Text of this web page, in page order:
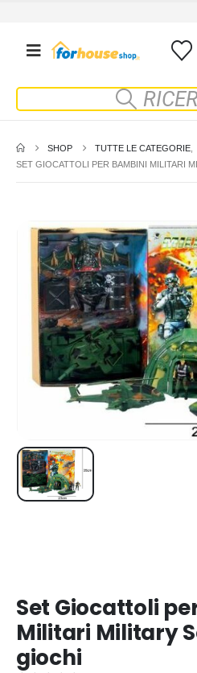
SHOP TUTTE LE CATEGORIE,
SET GIOCATTOLI PER BAMBINI MILITARI
Set Giocattoli
Militari Military
giochi